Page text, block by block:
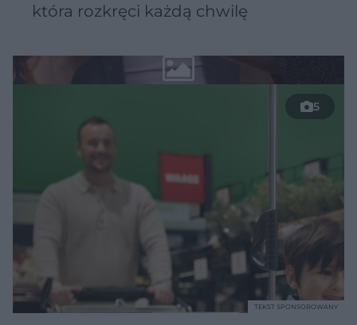
która rozkręci każdą chwilę
5
TEKST SPONSOROWANY